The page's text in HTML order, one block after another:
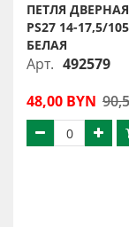
ПЕТЛЯ
PS27 14-17,5/
БЕЛАЯ
Арт. 492579
48,00 BYN